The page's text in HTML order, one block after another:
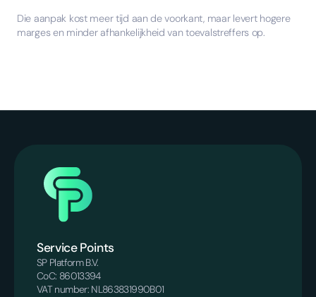
Die aanpak kost meer tijd aan de voorkant, maar levert hogere
marges en minder afhankelijkheid van toevalstreffers op.
Service Points
SP Platform B.V.
CoC: 86013394
VAT number: NL863831990B01